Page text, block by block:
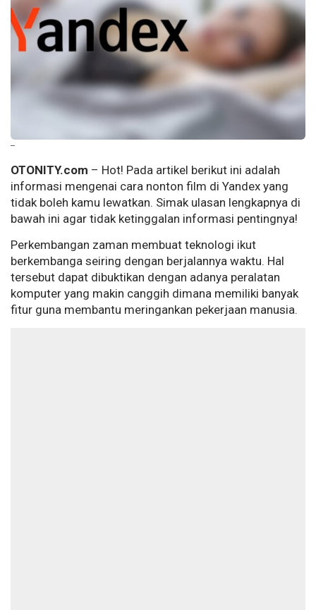
--
OTONITY.com – Hot! Pada artikel berikut ini adalah
informasi mengenai cara nonton film di Yandex yang
tidak boleh kamu lewatkan. Simak ulasan lengkapnya di
bawah ini agar tidak ketinggalan informasi pentingnya!
Perkembangan zaman membuat teknologi ikut
berkembanga seiring dengan berjalannya waktu. Hal
tersebut dapat dibuktikan dengan adanya peralatan
komputer yang makin canggih dimana memiliki banyak
fitur guna membantu meringankan pekerjaan manusia.